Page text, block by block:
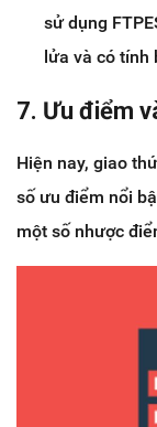
sử dụng
lửa và có tính
7. Ưu điểm
Hiện nay, giao
số ưu điểm nổi
một số nhược